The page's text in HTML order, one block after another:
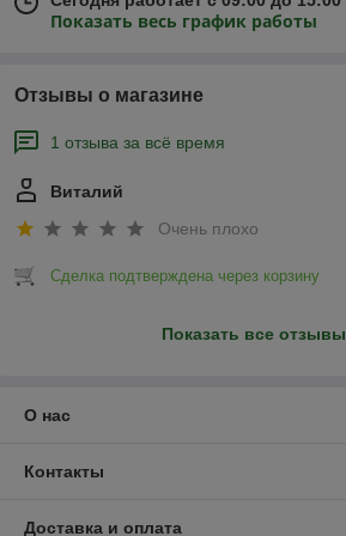
Показать весь график работы
Отзывы о магазине
1 отзыва за всё время
Виталий
Очень плохо
Сделка подтверждена через корзину
Показать все отзывы
О нас
Контакты
Доставка и оплата